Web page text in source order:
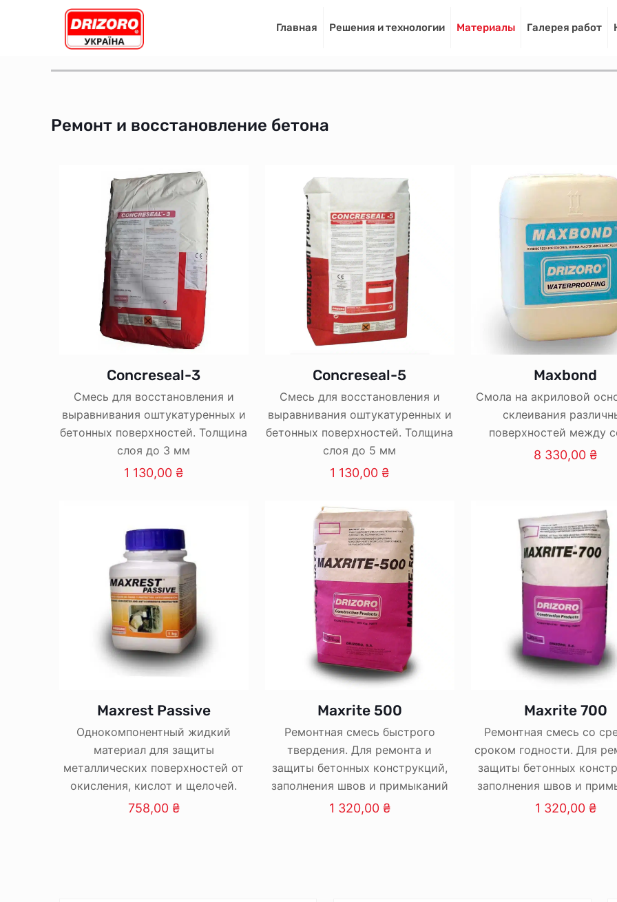
Главная Решения и технологии Материалы Галерея работ
Ремонт и восстановление бетона
Concreseal-3
Смесь для восстановления и
выравнивания оштукатуренных и
бетонных поверхностей. Толщина
слоя до 3 мм
1 130,00 ₴
Concreseal-5
Смесь для восстановления и
выравнивания оштукатуренных и
бетонных поверхностей. Толщина
слоя до 5 мм
1 130,00 ₴
Maxbond
Смола на акриловой
склеивания
поверхностей между
8 330,00 ₴
Maxrest Passive
Однокомпонентный жидкий
материал для защиты
металлических поверхностей от
окисления, кислот и щелочей.
758,00 ₴
Maxrite 500
Ремонтная смесь быстрого
твердения. Для ремонта и
защиты бетонных конструкций,
заполнения швов и примыканий
1 320,00 ₴
Maxrite 700
Ремонтная смесь со
сроком годности. Для
защиты бетонных
заполнения швов и
1 320,00 ₴